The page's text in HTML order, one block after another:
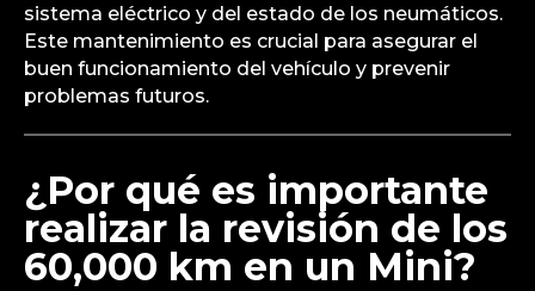
sistema eléctrico y del estado de los neumáticos.
Este mantenimiento es crucial para asegurar el
buen funcionamiento del vehículo y prevenir
problemas futuros.
¿Por qué es importante
realizar la revisión de los
60,000 km en un Mini?